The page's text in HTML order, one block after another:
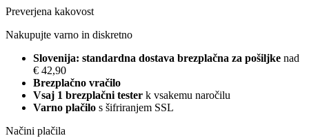
Preverjena kakovost
Nakupujte varno in diskretno
Slovenija: standardna dostava brezplačna za pošiljke nad
€ 42,90
Brezplačno vračilo
Vsaj 1 brezplačni tester k vsakemu naročilu
Varno plačilo s šifriranjem SSL
Načini plačila